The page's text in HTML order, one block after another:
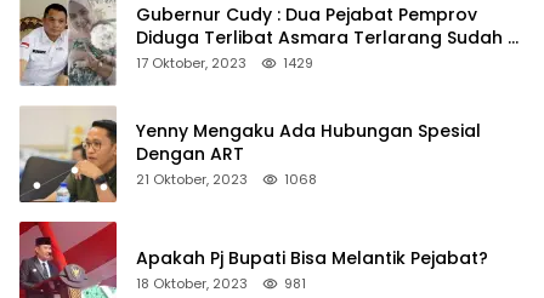
Gubernur Cudy : Dua Pejabat Pemprov
Diduga Terlibat Asmara Terlarang Sudah di
Non Job
17 Oktober, 2023 1429
Yenny Mengaku Ada Hubungan Spesial
Dengan ART
21 Oktober, 2023 1068
Apakah Pj Bupati Bisa Melantik Pejabat?
18 Oktober, 2023 981